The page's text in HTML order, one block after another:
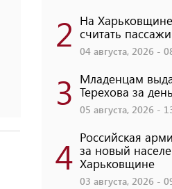
2 На
считать
04 августа, 2026 -
3 Младенцам
Терехова за
05 августа, 2026 -
4 Российская
за новый
Харьковщине
03 августа, 2026 -